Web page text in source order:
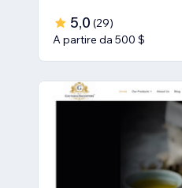
5,0 (29)
A partire da 500 $